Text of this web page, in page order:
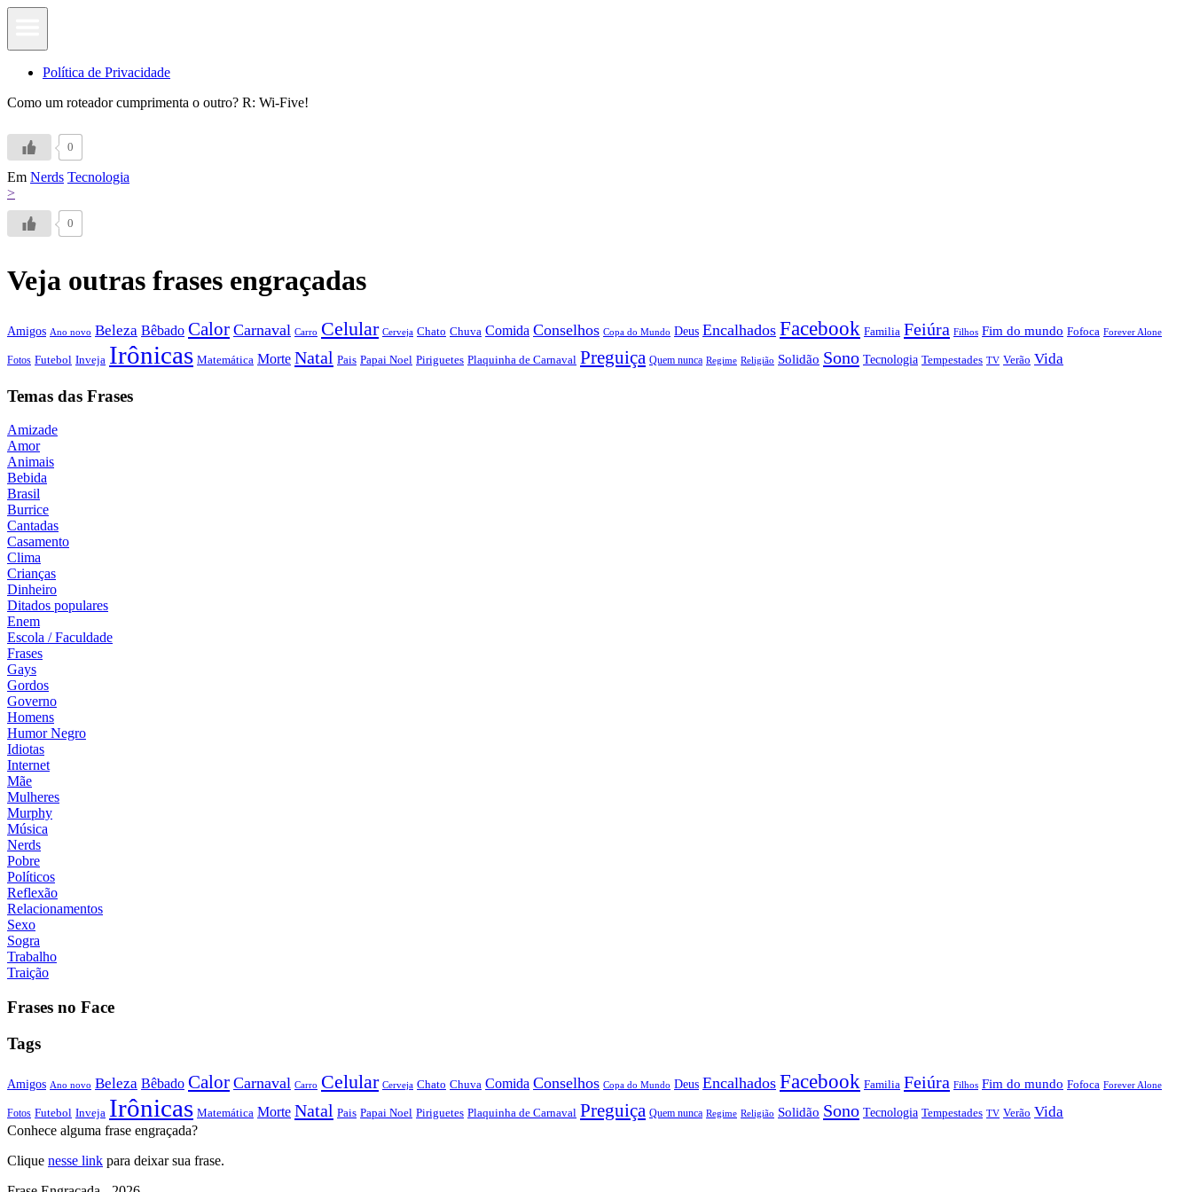
Política de Privacidade
Como um roteador cumprimenta o outro? R: Wi-Five!
0
Em Nerds Tecnologia
>
0
Veja outras frases engraçadas
Amigos Ano novo Beleza Bêbado Calor Carnaval Carro Celular Cerveja Chato Chuva Comida Conselhos Copa do Mundo Deus Encalhados Facebook Familia Feiúra Filhos Fim do mundo Fofoca Forever Alone
Fotos Futebol Inveja Irônicas Matemática Morte Natal Pais Papai Noel Piriguetes Plaquinha de Carnaval Preguiça Quem nunca Regime Religião Solidão Sono Tecnologia Tempestades TV Verão Vida
Temas das Frases
Amizade
Amor
Animais
Bebida
Brasil
Burrice
Cantadas
Casamento
Clima
Crianças
Dinheiro
Ditados populares
Enem
Escola / Faculdade
Frases
Gays
Gordos
Governo
Homens
Humor Negro
Idiotas
Internet
Mãe
Mulheres
Murphy
Música
Nerds
Pobre
Políticos
Reflexão
Relacionamentos
Sexo
Sogra
Trabalho
Traição
Frases no Face
Tags
Amigos Ano novo Beleza Bêbado Calor Carnaval Carro Celular Cerveja Chato Chuva Comida Conselhos Copa do Mundo Deus Encalhados Facebook Familia Feiúra Filhos Fim do mundo Fofoca Forever Alone
Fotos Futebol Inveja Irônicas Matemática Morte Natal Pais Papai Noel Piriguetes Plaquinha de Carnaval Preguiça Quem nunca Regime Religião Solidão Sono Tecnologia Tempestades TV Verão Vida
Conhece alguma frase engraçada?
Clique nesse link para deixar sua frase.